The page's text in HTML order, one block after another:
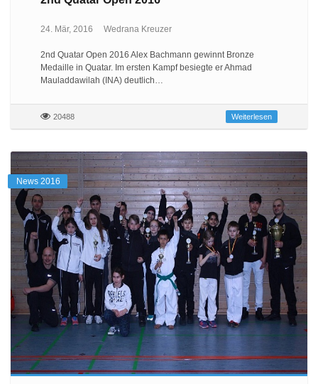
24. Mär, 2016 Wedrana Kreuzer
2nd Quatar Open 2016 Alex Bachmann gewinnt Bronze
Medaille in Quatar. Im ersten Kampf besiegte er Ahmad
Mauladdawilah (INA) deutlich…
20488 Weiterlesen
News 2016